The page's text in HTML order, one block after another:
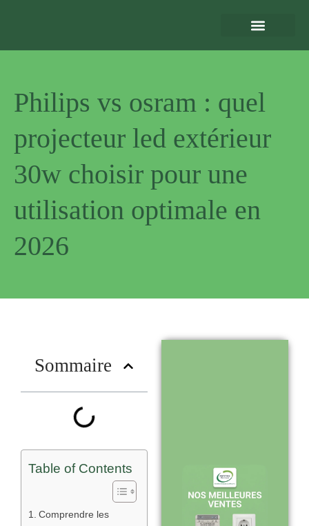
Philips vs osram : quel
projecteur led extérieur
30w choisir pour une
utilisation optimale en
2026
Sommaire
Table of Contents
Comprendre les
Expédition sous